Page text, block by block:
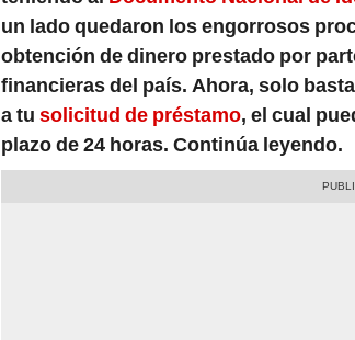
un lado quedaron los engorrosos
obtención de dinero prestado por
financieras del país. Ahora, solo
a tu solicitud de préstamo, el cual
plazo de 24 horas. Continúa leyendo.